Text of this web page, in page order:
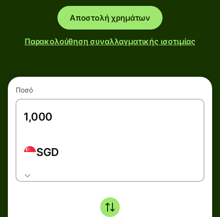
Αποστολή χρημάτων
Παρακολούθηση συναλλαγματικής ισοτιμίας
Ποσό
SGD